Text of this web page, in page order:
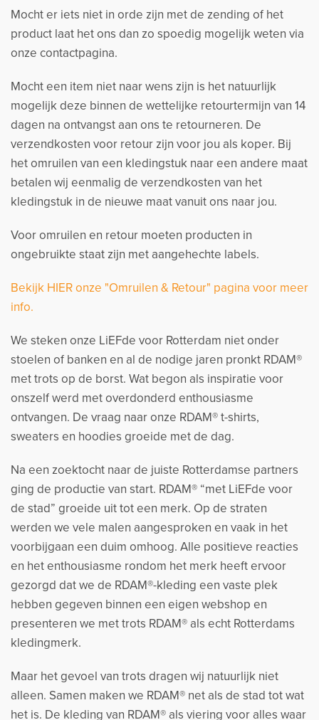
Mocht er iets niet in orde zijn met de zending of het
product laat het ons dan zo spoedig mogelijk weten via
onze contactpagina.
Mocht een item niet naar wens zijn is het natuurlijk
mogelijk deze binnen de wettelijke retourtermijn van 14
dagen na ontvangst aan ons te retourneren. De
verzendkosten voor retour zijn voor jou als koper. Bij
het omruilen van een kledingstuk naar een andere maat
betalen wij eenmalig de verzendkosten van het
kledingstuk in de nieuwe maat vanuit ons naar jou.
Voor omruilen en retour moeten producten in
ongebruikte staat zijn met aangehechte labels.
Bekijk HIER onze "Omruilen & Retour" pagina voor meer
info.
We steken onze LiEFde voor Rotterdam niet onder
stoelen of banken en al de nodige jaren pronkt RDAM®
met trots op de borst. Wat begon als inspiratie voor
onszelf werd met overdonderd enthousiasme
ontvangen. De vraag naar onze RDAM® t-shirts,
sweaters en hoodies groeide met de dag.
Na een zoektocht naar de juiste Rotterdamse partners
ging de productie van start. RDAM® “met LiEFde voor
de stad” groeide uit tot een merk. Op de straten
werden we vele malen aangesproken en vaak in het
voorbijgaan een duim omhoog. Alle positieve reacties
en het enthousiasme rondom het merk heeft ervoor
gezorgd dat we de RDAM®-kleding een vaste plek
hebben gegeven binnen een eigen webshop en
presenteren we met trots RDAM® als echt Rotterdams
kledingmerk.
Maar het gevoel van trots dragen wij natuurlijk niet
alleen. Samen maken we RDAM® net als de stad tot wat
het is. De kleding van RDAM® als viering voor alles waar